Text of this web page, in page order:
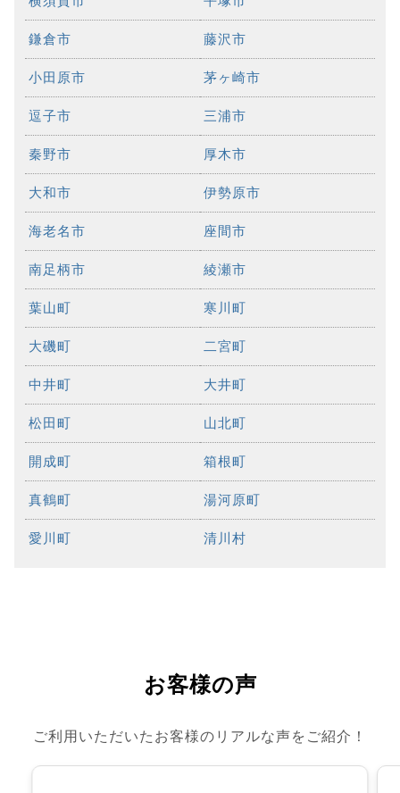
鎌倉市 藤沢市
小田原市 茅ヶ崎市
逗子市 三浦市
秦野市 厚木市
大和市 伊勢原市
海老名市 座間市
南足柄市 綾瀬市
葉山町 寒川町
大磯町 二宮町
中井町 大井町
松田町 山北町
開成町 箱根町
真鶴町 湯河原町
愛川町 清川村
お客様の声
ご利用いただいたお客様のリアルな声をご紹介！